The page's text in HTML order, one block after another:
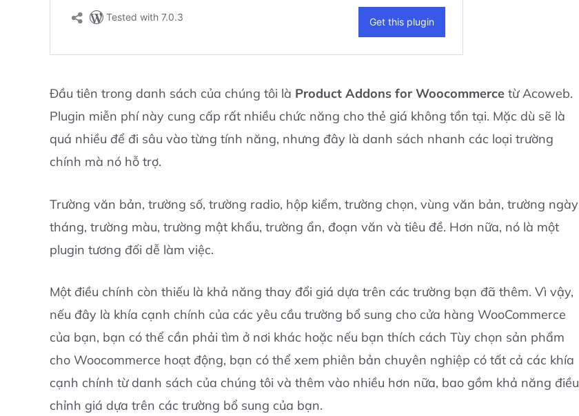
Đầu tiên trong danh sách của chúng tôi là Product Addons for Woocommerce từ Acoweb.
Plugin miễn phí này cung cấp rất nhiều chức năng cho thẻ giá không tồn tại. Mặc dù sẽ là
quá nhiều để đi sâu vào từng tính năng, nhưng đây là danh sách nhanh các loại trường
chính mà nó hỗ trợ.
Trường văn bản, trường số, trường radio, hộp kiểm, trường chọn, vùng văn bản, trường ngày
tháng, trường màu, trường mật khẩu, trường ẩn, đoạn văn và tiêu đề. Hơn nữa, nó là một
plugin tương đối dễ làm việc.
Một điều chính còn thiếu là khả năng thay đổi giá dựa trên các trường bạn đã thêm. Vì vậy,
nếu đây là khía cạnh chính của các yêu cầu trường bổ sung cho cửa hàng WooCommerce
của bạn, bạn có thể cần phải tìm ở nơi khác hoặc nếu bạn thích cách Tùy chọn sản phẩm
cho Woocommerce hoạt động, bạn có thể xem phiên bản chuyên nghiệp có tất cả các khía
cạnh chính từ danh sách của chúng tôi và thêm vào nhiều hơn nữa, bao gồm khả năng điều
chỉnh giá dựa trên các trường bổ sung của bạn.